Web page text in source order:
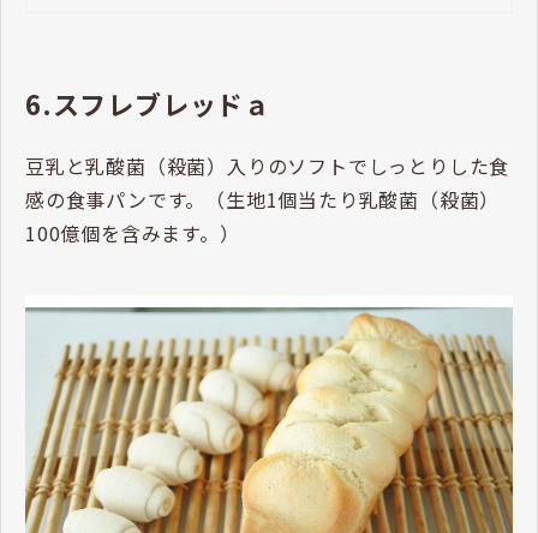
6.スフレブレッドａ
豆乳と乳酸菌（殺菌）入りのソフトでしっとりした食
感の食事パンです。（生地1個当たり乳酸菌（殺菌）
100億個を含みます。）